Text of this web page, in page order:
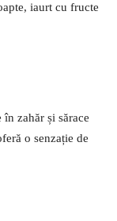
iaurt cu fructe
zahăr și sărace
o senzație de